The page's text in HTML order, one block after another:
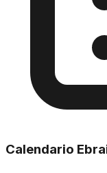
Calendario